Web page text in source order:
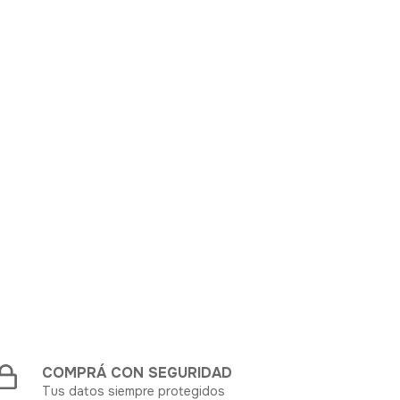
COMPRÁ CON SEGURIDAD
Tus datos siempre protegidos